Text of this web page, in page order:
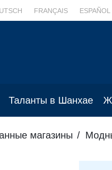
FRANÇAIS ESPAÑOL
Таланты в Шанхае
магазины